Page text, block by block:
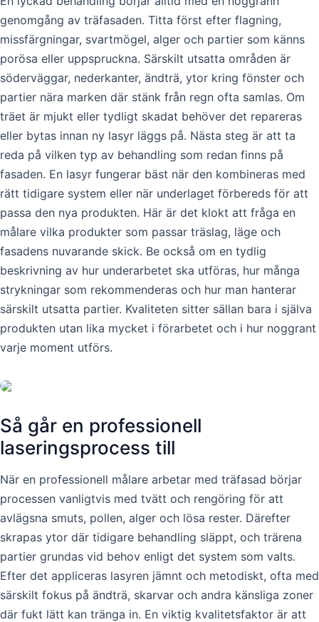
genomgång av träfasaden. Titta först efter flagning,
missfärgningar, svartmögel, alger och partier som känns
porösa eller uppspruckna. Särskilt utsatta områden är
söderväggar, nederkanter, ändträ, ytor kring fönster och
partier nära marken där stänk från regn ofta samlas. Om
träet är mjukt eller tydligt skadat behöver det repareras
eller bytas innan ny lasyr läggs på. Nästa steg är att ta
reda på vilken typ av behandling som redan finns på
fasaden. En lasyr fungerar bäst när den kombineras med
rätt tidigare system eller när underlaget förbereds för att
passa den nya produkten. Här är det klokt att fråga en
målare vilka produkter som passar träslag, läge och
fasadens nuvarande skick. Be också om en tydlig
beskrivning av hur underarbetet ska utföras, hur många
strykningar som rekommenderas och hur man hanterar
särskilt utsatta partier. Kvaliteten sitter sällan bara i själva
produkten utan lika mycket i förarbetet och i hur noggrant
varje moment utförs.
Så går en professionell
laseringsprocess till
När en professionell målare arbetar med träfasad börjar
processen vanligtvis med tvätt och rengöring för att
avlägsna smuts, pollen, alger och lösa rester. Därefter
skrapas ytor där tidigare behandling släppt, och trärena
partier grundas vid behov enligt det system som valts.
Efter det appliceras lasyren jämnt och metodiskt, ofta med
särskilt fokus på ändträ, skarvar och andra känsliga zoner
där fukt lätt kan tränga in. En viktig kvalitetsfaktor är att